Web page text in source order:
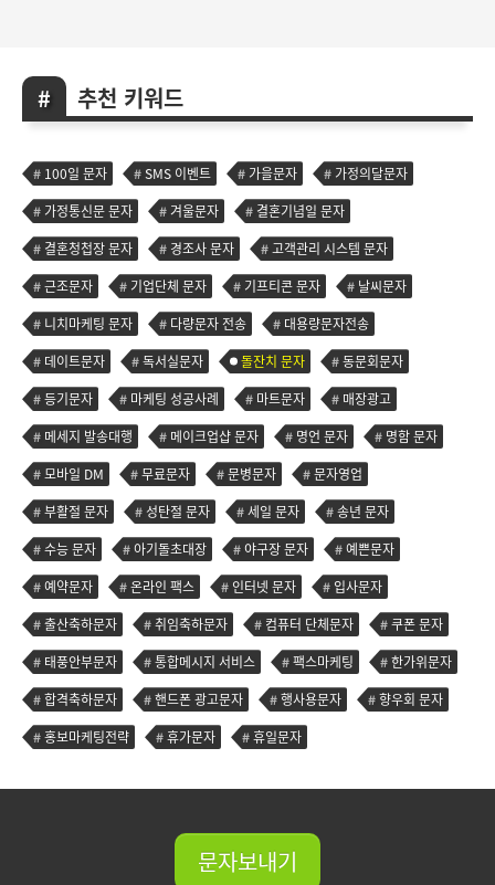
추천 키워드
100일 문자 SMS 이벤트 가을문자
가정의달문자
가정통신문 문자
겨울문자
결혼기념일 문자
결혼청첩장 문자
경조사 문자
고객관리 시스템 문자
근조문자
기업단체 문자 기프티콘 문자
날씨문자
니치마케팅 문자
다량문자 전송
대용량문자전송
데이트문자
독서실문자 돌잔치 문자
동문회문자
등기문자
마케팅 성공사례 마트문자
매장광고
메세지 발송대행
메이크업샵 문자 명언 문자
명함 문자
모바일 DM
무료문자 문병문자
문자영업
부활절 문자
성탄절 문자 세일 문자
송년 문자
수능 문자
아기돌초대장 야구장 문자
예쁜문자
예약문자
온라인 팩스 인터넷 문자
입사문자
출산축하문자
취임축하문자 컴퓨터 단체문자
쿠폰 문자
태풍안부문자
통합메시지 서비스 팩스마케팅
한가위문자
합격축하문자
핸드폰 광고문자 행사용문자
향우회 문자
홍보마케팅전략
휴가문자 휴일문자
문자보내기